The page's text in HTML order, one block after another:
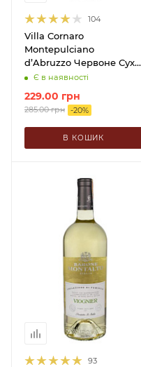
104
Villa Cornaro
Montepulciano
d’Abruzzo Червоне Сухе
0.75 л
Є в наявності
229.00 грн
285.00грн -20%
В КОШИК
93